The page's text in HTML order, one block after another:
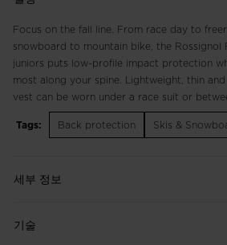
Focus on the fall line. From race day to
snowboard to mountain bike, the Rossignol
juniors puts low-profile impact protection
most along your spine. Lightweight, thin
vest can be worn under a race suit or
layers. The flexible design lets you move
restriction. It adds peace of mind and a
zip up, there's no reason to ski or ride
Tags:
Back protection Skis &
세부 정보
기술